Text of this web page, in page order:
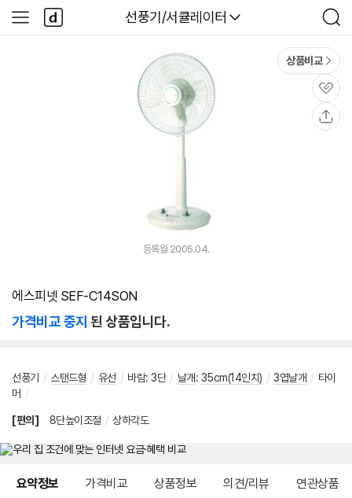
다나와
선풍기/서큘레이터
검
색
사
이
다
나
와
상품비교
관
심
등록월 2005.04.
에스피넷 SEF-C14SON
가격비교 중지 된 상품입니다.
선풍기 / 스탠드형 / 유선 / 바람: 3단 / 날개: 35cm(14인치) / 3엽날개 / 타이
머 /
[편의] 8단높이조절 / 상하각도
요약정보 가격비교 상품정보 의견/리뷰 연관상품